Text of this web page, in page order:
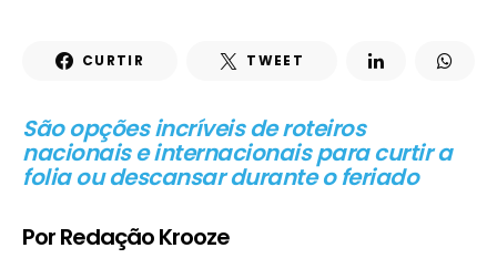
CURTIR TWEET
São opções incríveis de roteiros
nacionais e internacionais para curtir a
folia ou descansar durante o feriado
Por Redação Krooze